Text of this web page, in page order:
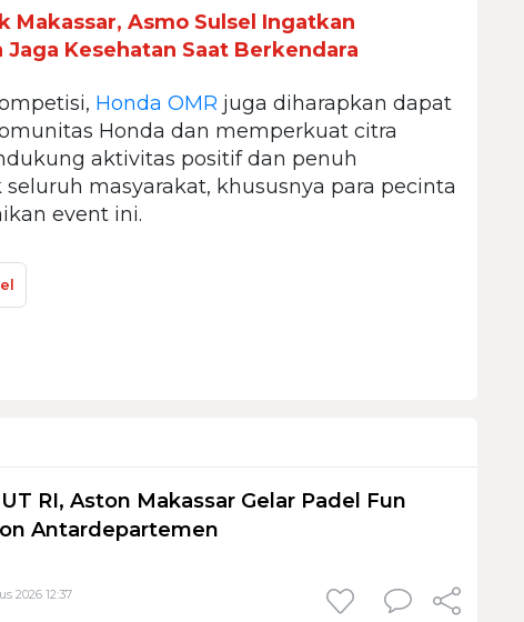
Makassar, Asmo Sulsel Ingatkan
Kesehatan Saat Berkendara
Honda OMR juga diharapkan dapat
Honda dan memperkuat citra
aktivitas positif dan penuh
masyarakat, khususnya para pecinta
event ini.
RI, Aston Makassar Gelar Padel Fun
Antardepartemen
2026 12:37